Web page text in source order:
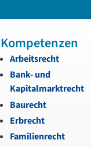
Kompetenzen
Arbeitsrecht
Bank- und
Kapitalmarktrecht
Baurecht
Erbrecht
Familienrecht